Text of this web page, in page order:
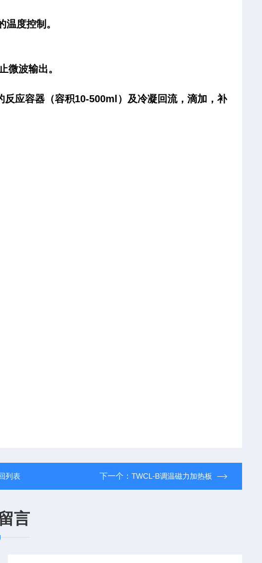
度控制。
微波输出。
应容器（容积10-500ml）及冷凝回流，滴加，补
列表 下一个： TWCL-B调温磁力加热板
言